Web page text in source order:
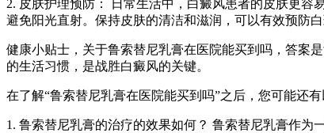
2. 皮肤护理预防： 日常生活中，白癜风患者的皮肤更容
避免阳光直射。保持皮肤的清洁和滋润，可以有效预防白
健康小贴士，关于鲁索替尼乳膏在医院能买到吗，答案
的生活习惯，是战胜白癜风的关键。
在了解“鲁索替尼乳膏在医院能买到吗”之后，您可能还有
1. 鲁索替尼乳膏的治疗的效果如何？ 鲁索替尼乳膏作为